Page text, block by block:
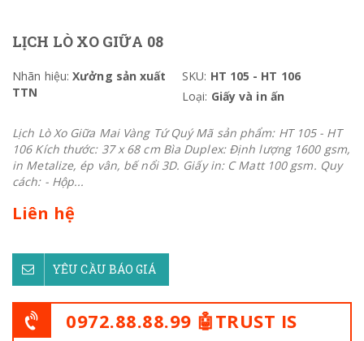
LỊCH LÒ XO GIỮA 08
Nhãn hiệu: Xưởng sản xuất
TTN
SKU: HT 105 - HT 106
Loại: Giấy và in ấn
Lịch Lò Xo Giữa Mai Vàng Tứ Quý Mã sản phẩm: HT 105 - HT
106 Kích thước: 37 x 68 cm Bìa Duplex: Định lượng 1600 gsm,
in Metalize, ép vân, bế nổi 3D. Giấy in: C Matt 100 gsm. Quy
cách: - Hộp...
Liên hệ
YÊU CẦU BÁO GIÁ
0972.88.88.99 🤖TRUST IS